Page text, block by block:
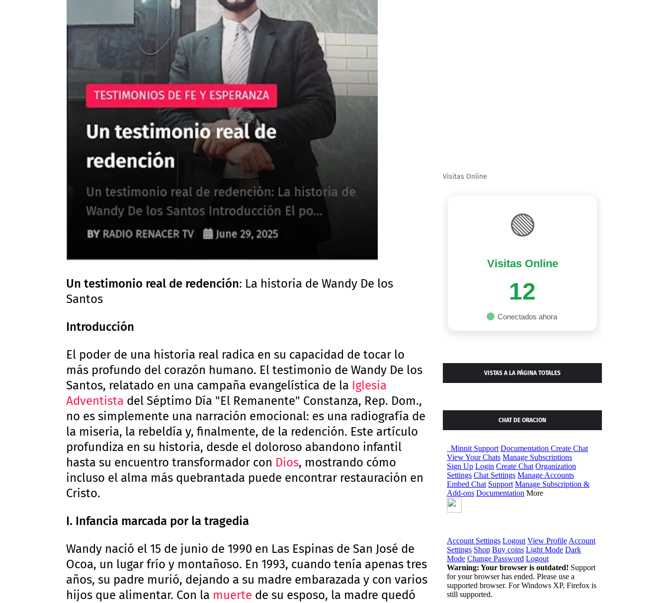
Un testimonio real de redención: La historia de Wandy De los
Santos
Introducción
El poder de una historia real radica en su capacidad de tocar lo
más profundo del corazón humano. El testimonio de Wandy De los
Santos, relatado en una campaña evangelística de la Iglesia
Adventista del Séptimo Día "El Remanente" Constanza, Rep. Dom.,
no es simplemente una narración emocional: es una radiografía de
la miseria, la rebeldía y, finalmente, de la redención. Este artículo
profundiza en su historia, desde el doloroso abandono infantil
hasta su encuentro transformador con Dios, mostrando cómo
incluso el alma más quebrantada puede encontrar restauración en
Cristo.
I. Infancia marcada por la tragedia
Wandy nació el 15 de junio de 1990 en Las Espinas de San José de
Ocoa, un lugar frío y montañoso. En 1993, cuando tenía apenas tres
años, su padre murió, dejando a su madre embarazada y con varios
hijos que alimentar. Con la muerte de su esposo, la madre quedó
Visitas Online
🟢
Visitas Online
12
Conectados ahora
VISTAS A LA PÁGINA TOTALES
CHAT DE ORACION